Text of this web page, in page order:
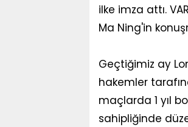
ilke imza attı.
Ma Ning'in
Geçtiğimiz ay
hakemler
maçlarda 1 yıl
sahipliğinde